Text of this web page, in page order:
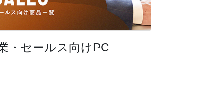
・セールス向けPC